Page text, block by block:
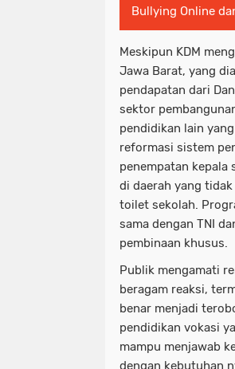
Bullying Online
Meskipun KDM
Jawa Barat, yang
pendapatan dari
sektor
pendidikan lain
reformasi sistem
penempatan kepala
di daerah yang
toilet sekolah.
sama dengan TNI
pembinaan khusus.
Publik mengamati
beragam reaksi,
benar menjadi
pendidikan vokasi
mampu menjawab
dengan kebutuhan